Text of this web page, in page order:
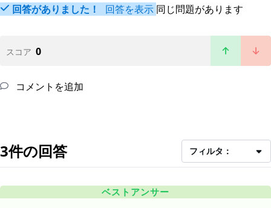
回答がありました！ 回答を表示 同じ問題があります
スコア 0
コメントを追加
3件の回答 フィルタ：
ベストアンサー